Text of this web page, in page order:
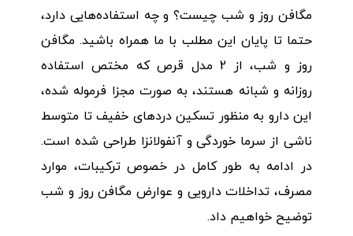
مگافن روز و شب چیست؟ و چه استفاده‌هایی دارد،
حتما تا پایان این مطلب با ما همراه باشید. مگافن
روز و شب، از 2 مدل قرص که مختص استفاده
روزانه و شبانه هستند، به صورت مجزا فرموله شده،
این دارو به منظور تسکین دردهای خفیف تا متوسط
ناشی از سرما خوردگی و آنفولانزا طراحی شده است.
در ادامه به طور کامل در خصوص ترکیبات، موارد
مصرف، تداخلات دارویی و عوارض مگافن روز و شب
توضیح خواهیم داد.